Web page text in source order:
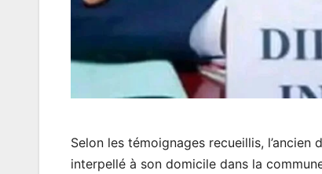
Selon les témoignages recueillis,
interpellé à son domicile dans la